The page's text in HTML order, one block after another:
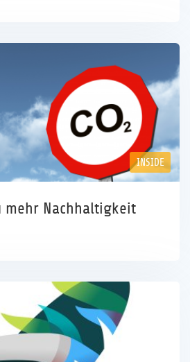
INSIDE
mehr Nachhaltigkeit